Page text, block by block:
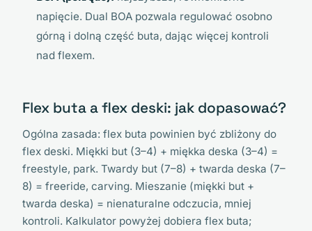
napięcie. Dual BOA pozwala regulować osobno
górną i dolną część buta, dając więcej kontroli
nad flexem.
Flex buta a flex deski: jak dopasować?
Ogólna zasada: flex buta powinien być zbliżony do
flex deski. Miękki but (3–4) + miękka deska (3–4) =
freestyle, park. Twardy but (7–8) + twarda deska (7–
8) = freeride, carving. Mieszanie (miękki but +
twarda deska) = nienaturalne odczucia, mniej
kontroli. Kalkulator powyżej dobiera flex buta;